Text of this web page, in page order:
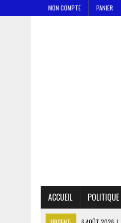
MON COMPTE PANIER
ACCUEIL POLITIQUE